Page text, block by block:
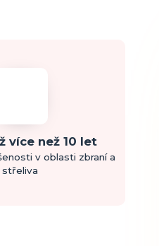
více než 10 let
v oblasti zbraní a
střeliva